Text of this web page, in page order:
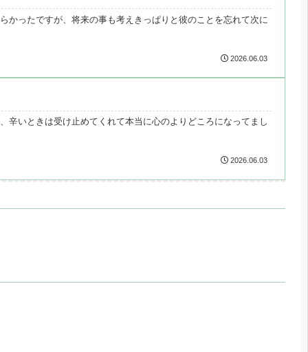
かったですが、将来の事も考えきっぱりと彼のことを忘れて次に
2026.06.03
辛いときは受け止めてくれて本当に心のよりどころになってまし
2026.06.03